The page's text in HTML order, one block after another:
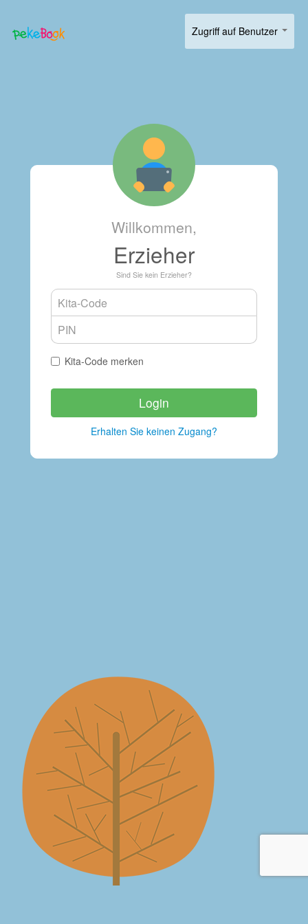
Zugriff auf Benutzer
Willkommen,
Erzieher
Sind Sie kein Erzieher?
Kita-Code merken
Login
Erhalten Sie keinen Zugang?